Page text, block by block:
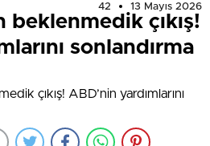
42
13 Mayıs 2026
beklenmedik çıkış!
sonlandırma